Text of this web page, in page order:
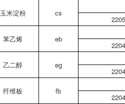
玉米淀粉 cs
2205
苯乙烯 eb
2204
乙二醇 eg
2204
纤维板 fb
2204